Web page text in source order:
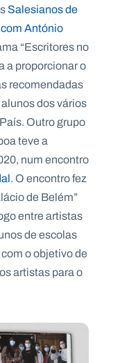
Salesianos de
António
“Escritores no
a proporcionar o
recomendadas
dos vários
Outro grupo
teve a
num encontro
. O encontro fez
de Belém”
entre artistas
de escolas
o objetivo de
artistas para o